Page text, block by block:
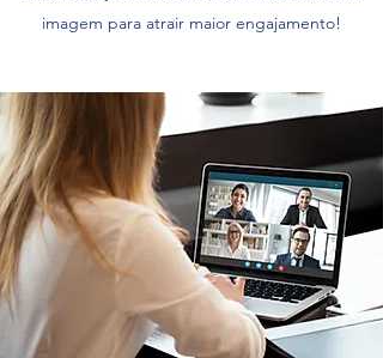
imagem para atrair maior engajamento!